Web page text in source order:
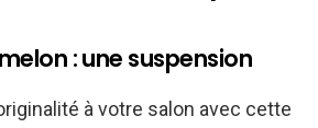
: une suspension
à votre salon avec cette